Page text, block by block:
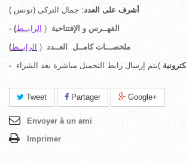
أشرف على العدد: جمال التركي (تونس )
- الفهــرس و الإفتتاحية ( الرابــط)
ملخصـــات كامــل العــدد ( الرابــط)
-
Tweet Partager Google+
Envoyer à un ami
Imprimer